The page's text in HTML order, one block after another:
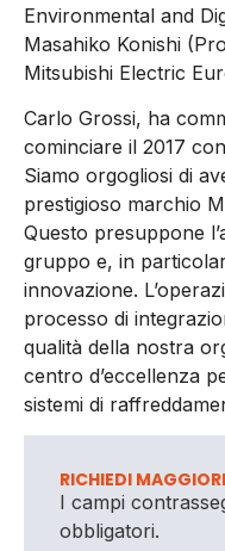
Environmental and
Masahiko Konishi
Mitsubishi Electric
Carlo Grossi, ha
cominciare il 2017
Siamo orgogliosi di
prestigioso marchio
Questo presuppone
gruppo e, in
innovazione.
processo di
qualità della nostra
centro d’eccellenza
sistemi di
RICHIEDI
I campi
obbligatori.